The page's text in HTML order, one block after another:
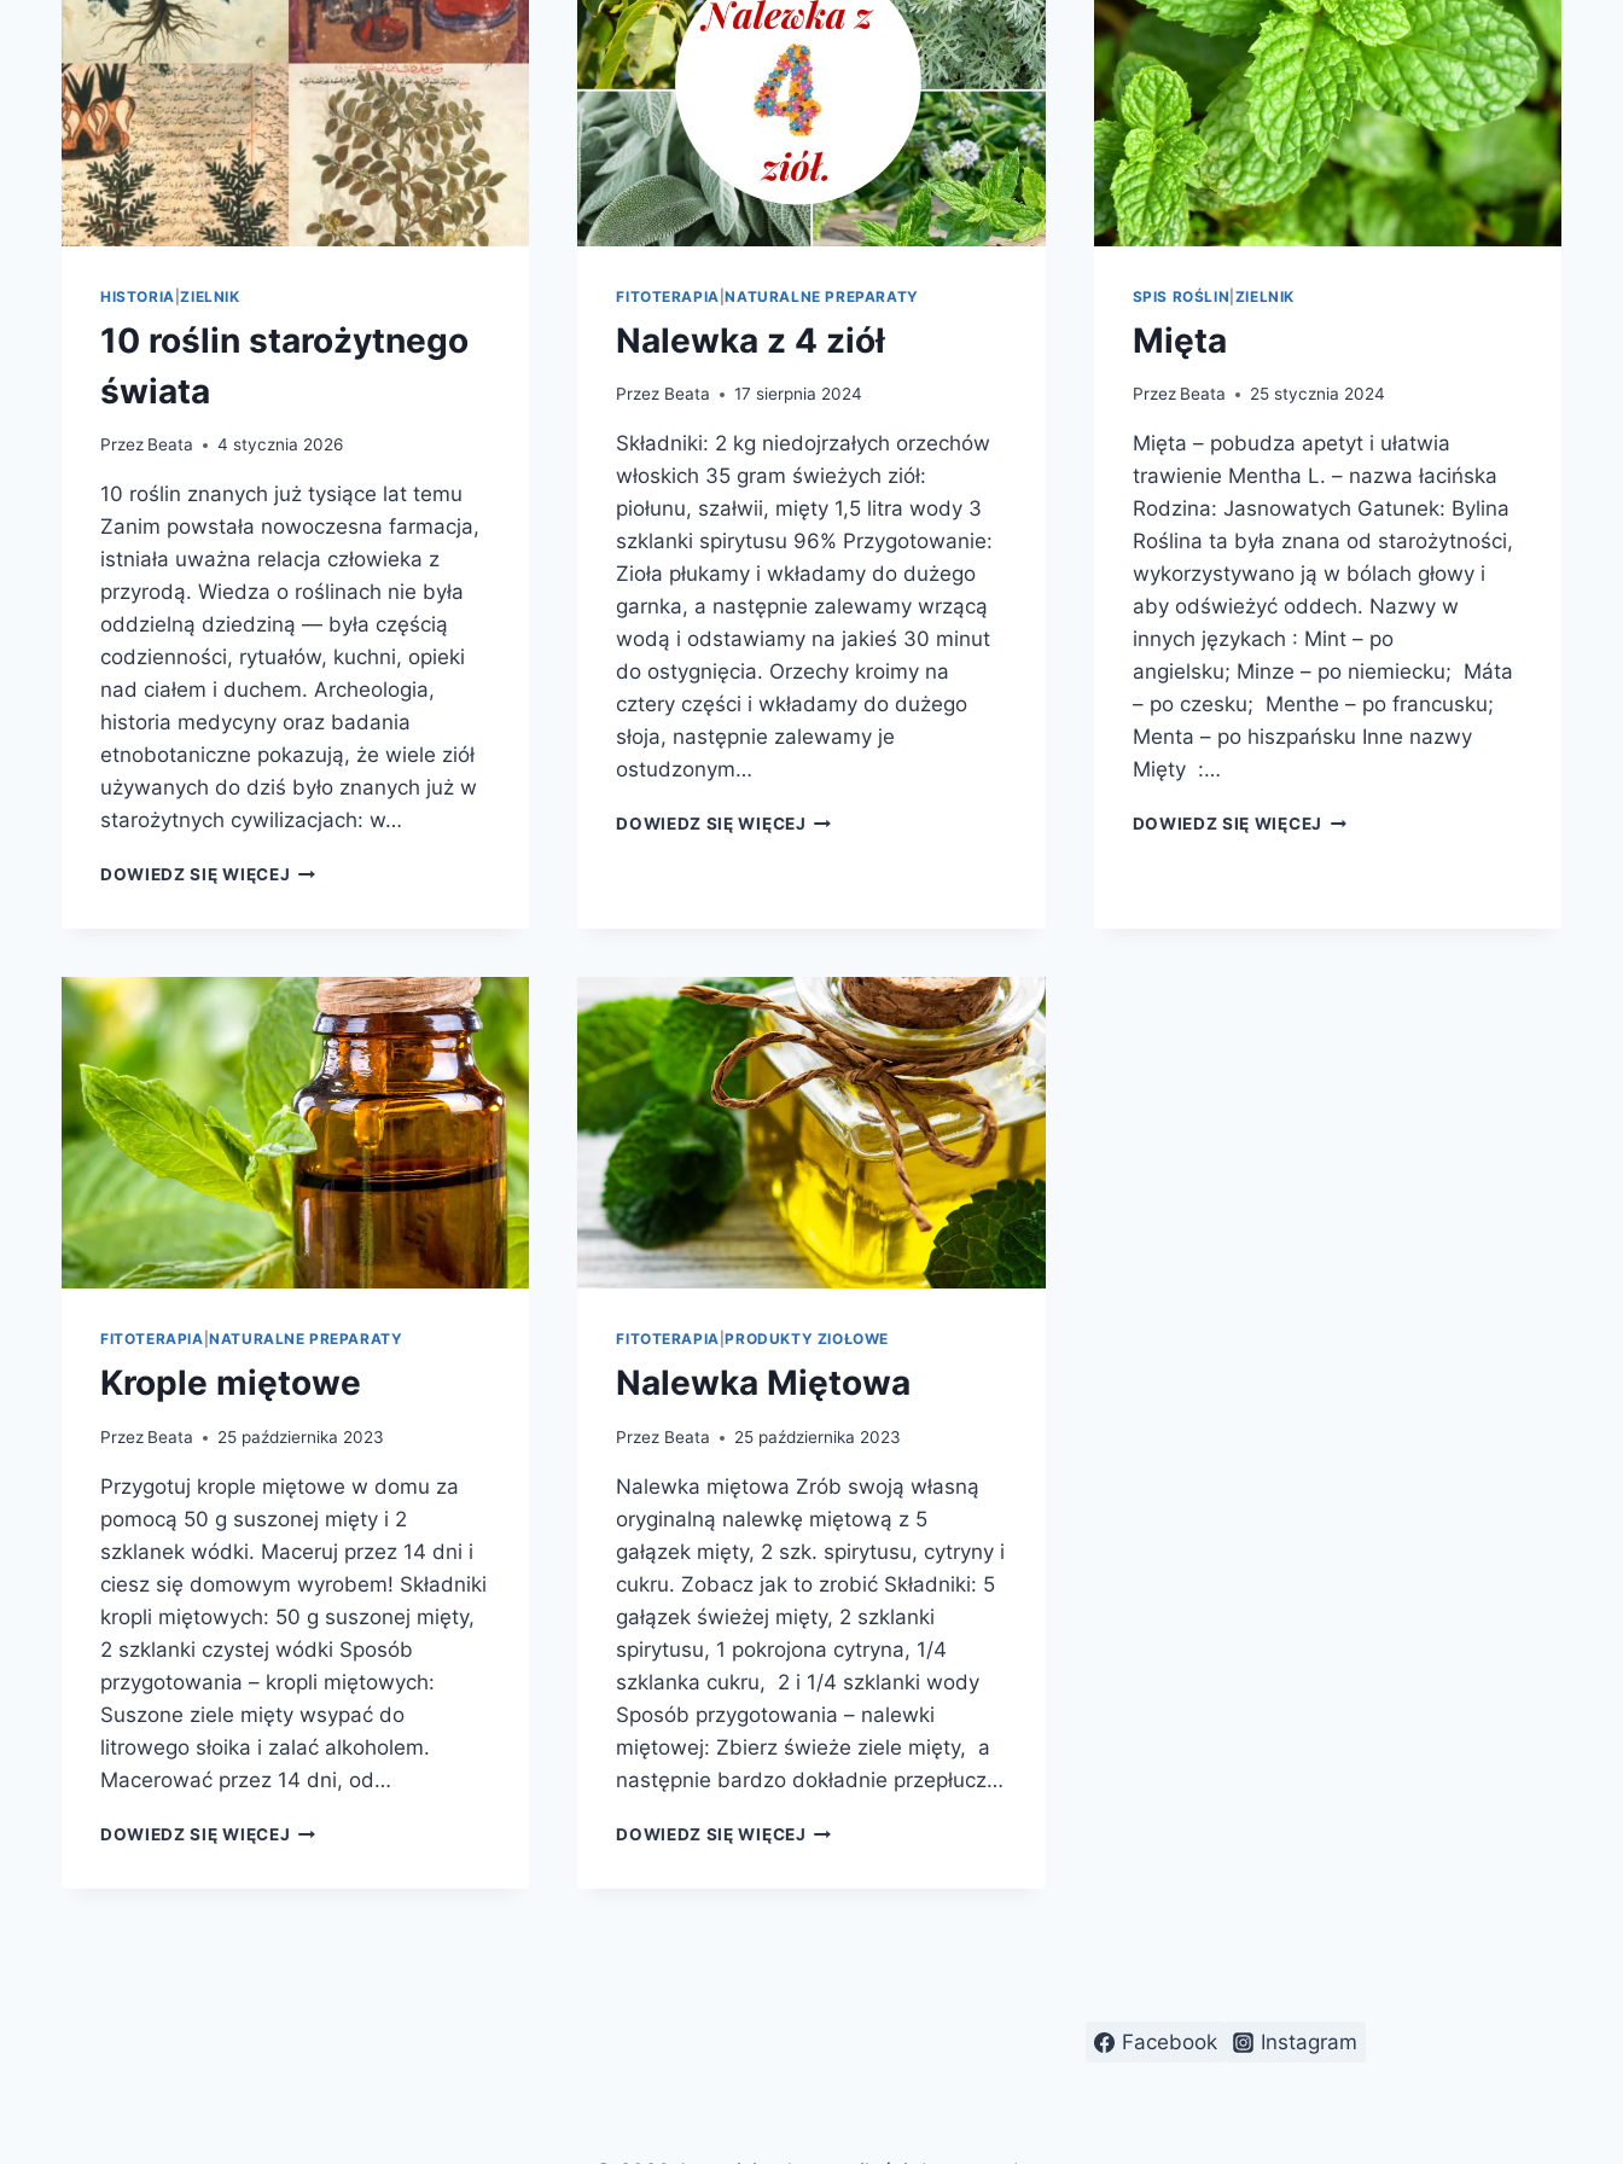
HISTORIA |ZIELNIK
10 roślin starożytnego
świata
Przez Beata 4 stycznia 2026
10 roślin znanych już tysiące lat temu
Zanim powstała nowoczesna farmacja,
istniała uważna relacja człowieka z
przyrodą. Wiedza o roślinach nie była
oddzielną dziedziną — była częścią
codzienności, rytuałów, kuchni, opieki
nad ciałem i duchem. Archeologia,
historia medycyny oraz badania
etnobotaniczne pokazują, że wiele ziół
używanych do dziś było znanych już w
starożytnych cywilizacjach: w…
DOWIEDZ SIĘ WIĘCEJ 10
FITOTERAPIA |NATURALNE PREPARATY
Nalewka z 4 ziół
Przez Beata 17 sierpnia 2024
Składniki: 2 kg niedojrzałych orzechów
włoskich 35 gram świeżych ziół:
piołunu, szałwii, mięty 1,5 litra wody 3
szklanki spirytusu 96% Przygotowanie:
Zioła płukamy i wkładamy do dużego
garnka, a następnie zalewamy wrzącą
wodą i odstawiamy na jakieś 30 minut
do ostygnięcia. Orzechy kroimy na
cztery części i wkładamy do dużego
słoja, następnie zalewamy je
ostudzonym…
DOWIEDZ SIĘ WIĘCEJ NALEWKA
SPIS ROŚLIN ZIELNIK
Mięta
Przez Beata 25 stycznia 2024
Mięta – pobudza apetyt i ułatwia
trawienie Mentha L. – nazwa łacińska
Rodzina: Jasnowatych Gatunek: Bylina
Roślina ta była znana od starożytności,
wykorzystywano ją w bólach głowy i
aby odświeżyć oddech. Nazwy w
innych językach : Mint – po
angielsku; Minze – po niemiecku; Máta
– po czesku; Menthe – po francusku;
Menta – po hiszpańsku Inne nazwy
Mięty :…
DOWIEDZ SIĘ WIĘCEJ MIĘTA
FITOTERAPIA |NATURALNE PREPARATY
Krople miętowe
Przez Beata 25 października 2023
Przygotuj krople miętowe w domu za
pomocą 50 g suszonej mięty i 2
szklanek wódki. Maceruj przez 14 dni i
ciesz się domowym wyrobem! Składniki
kropli miętowych: 50 g suszonej mięty,
2 szklanki czystej wódki Sposób
przygotowania – kropli miętowych:
Suszone ziele mięty wsypać do
litrowego słoika i zalać alkoholem.
Macerować przez 14 dni, od…
DOWIEDZ SIĘ WIĘCEJ KROPLE
FITOTERAPIA |PRODUKTY ZIOŁOWE
Nalewka Miętowa
Przez Beata 25 października 2023
Nalewka miętowa Zrób swoją własną
oryginalną nalewkę miętową z 5
gałązek mięty, 2 szk. spirytusu, cytryny i
cukru. Zobacz jak to zrobić Składniki: 5
gałązek świeżej mięty, 2 szklanki
spirytusu, 1 pokrojona cytryna, 1/4
szklanka cukru, 2 i 1/4 szklanki wody
Sposób przygotowania – nalewki
miętowej: Zbierz świeże ziele mięty, a
następnie bardzo dokładnie przepłucz…
DOWIEDZ SIĘ WIĘCEJ NALEWKA
Facebook Instagram